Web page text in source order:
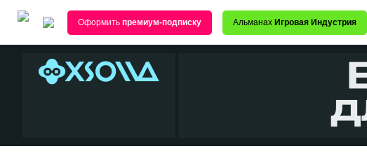
Оформить премиум-подписку Альманах Игровая Индустрия